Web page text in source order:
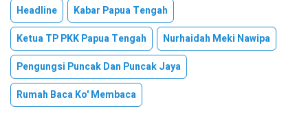
Headline
Kabar Papua Tengah
Ketua TP PKK Papua Tengah
Nurhaidah Meki Nawipa
Pengungsi Puncak Dan Puncak Jaya
Rumah Baca Ko' Membaca